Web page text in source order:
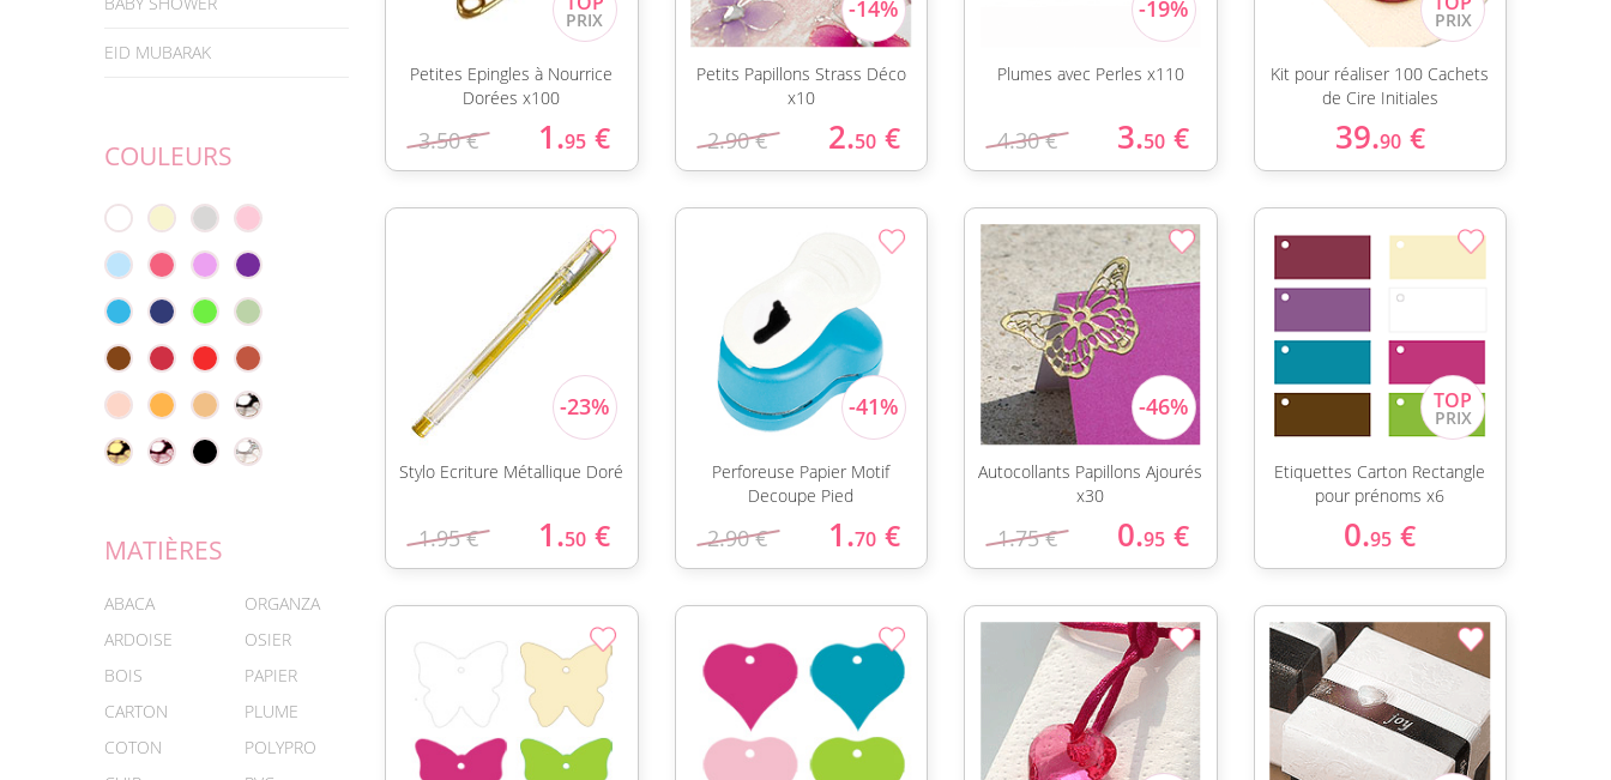
EID MUBARAK
COULEURS
MATIÈRES
ABACA
ARDOISE
BOIS
CARTON
COTON
ORGANZA
OSIER
PAPIER
PLUME
POLYPRO
Petites Epingles à Nourrice
Dorées x100
3.50 € 1.95 €
Petits Papillons Strass Déco
x10
2.90 € 2.50 €
Plumes avec Perles x110
4.30 € 3.50 €
Kit pour réaliser 100 Cachets
de Cire Initiales
39.90 €
Stylo Ecriture Métallique Doré
1.95 € 1.50 €
Perforeuse Papier Motif
Decoupe Pied
2.90 € 1.70 €
Autocollants Papillons Ajourés
x30
1.75 € 0.95 €
Etiquettes Carton Rectangle
pour prénoms x6
0.95 €